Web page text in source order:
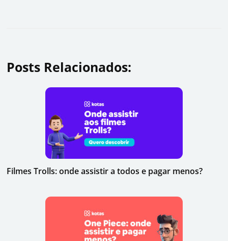
Posts Relacionados:
Filmes Trolls: onde assistir a todos e pagar menos?